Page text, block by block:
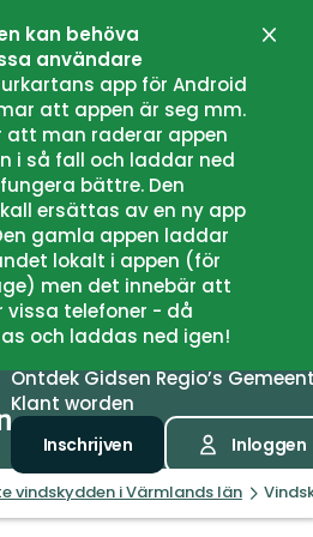
kan behöva
användare
app för Android
att appen är seg mm.
att man raderar appen
i så fall och laddar ned
bättre. Den
ersättas av en ny app
gamla appen laddar
lokalt i appen (för
men det innebär att
vissa telefoner - då
och laddas ned igen!
OntdekGidsenRegio’s
Klant worden
Inschrijven Inloggen
vindskydden i Värmlands län